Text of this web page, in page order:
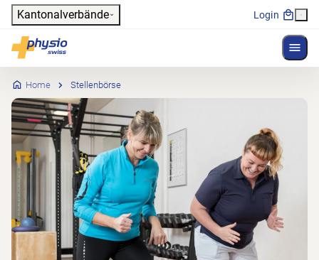
Header
Kantonalverbände Login
Physioswiss
Hauptnavigation
Home Stellenbörse